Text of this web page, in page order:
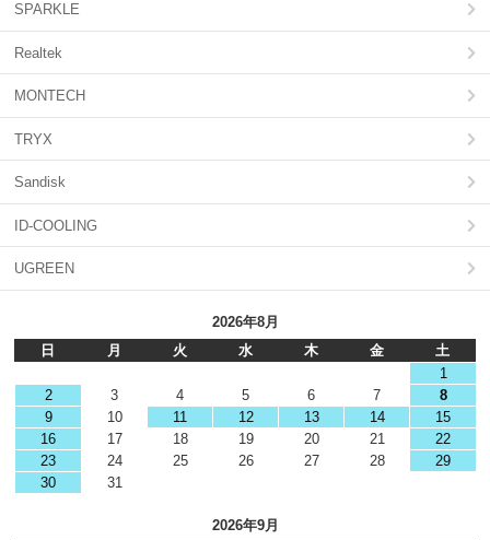
SPARKLE
Realtek
MONTECH
TRYX
Sandisk
ID-COOLING
UGREEN
2026年8月
日
月 火 水 木 金
土
1
2
3 4 5 6 7
8
9
10 11 12 13 14
15
16
17 18 19 20 21
22
23
24 25 26 27 28
29
30
31
2026年9月